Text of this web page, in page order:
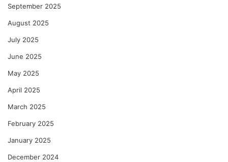
September 2025
August 2025
July 2025
June 2025
May 2025
April 2025
March 2025
February 2025
January 2025
December 2024